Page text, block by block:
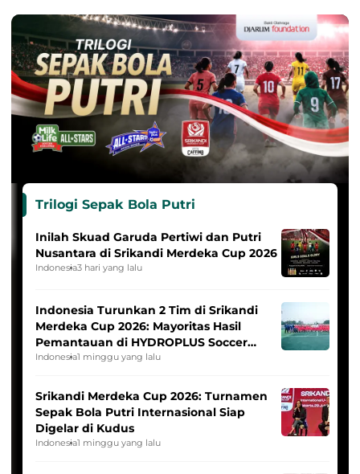
Trilogi Sepak Bola Putri
Inilah Skuad Garuda Pertiwi dan Putri
Nusantara di Srikandi Merdeka Cup 2026
Indonesia3 hari yang lalu
Indonesia Turunkan 2 Tim di Srikandi
Merdeka Cup 2026: Mayoritas Hasil
Pemantauan di HYDROPLUS Soccer
League
Indonesia1 minggu yang lalu
Srikandi Merdeka Cup 2026: Turnamen
Sepak Bola Putri Internasional Siap
Digelar di Kudus
Indonesia1 minggu yang lalu